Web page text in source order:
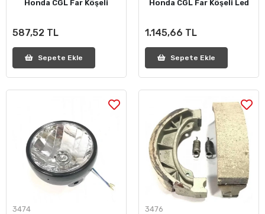
Honda CGL Far Köşeli
587,52 TL
Sepete Ekle
Honda CGL Far Köşeli Led
1.145,66 TL
Sepete Ekle
3474 3476